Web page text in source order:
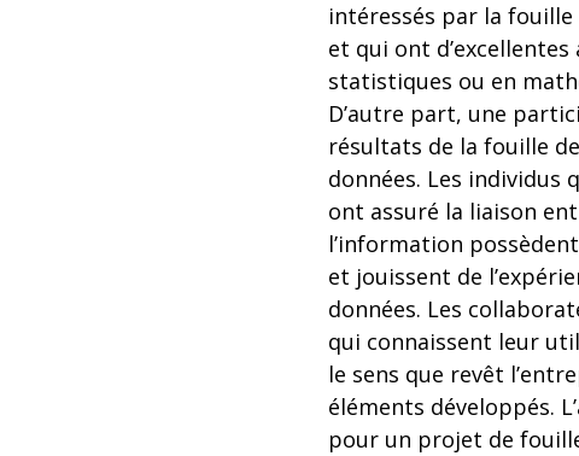
intéressés par la
et qui ont
statistiques ou en
D’autre part, une
résultats de la fouille
données. Les individus
ont assuré la liaison
l’information
et jouissent de
données. Les
qui connaissent leur
le sens que revêt
éléments développés.
pour un projet de